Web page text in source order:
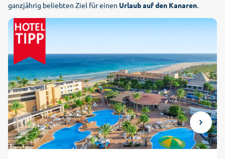
ganzjährig beliebten Ziel für einen Urlaub auf den Kanaren.